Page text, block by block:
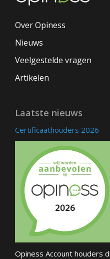
Over Opiness
Nieuws
Veelgestelde vragen
Artikelen
Laatste nieuws
Certificaathouders 2026
Opiness Account houders